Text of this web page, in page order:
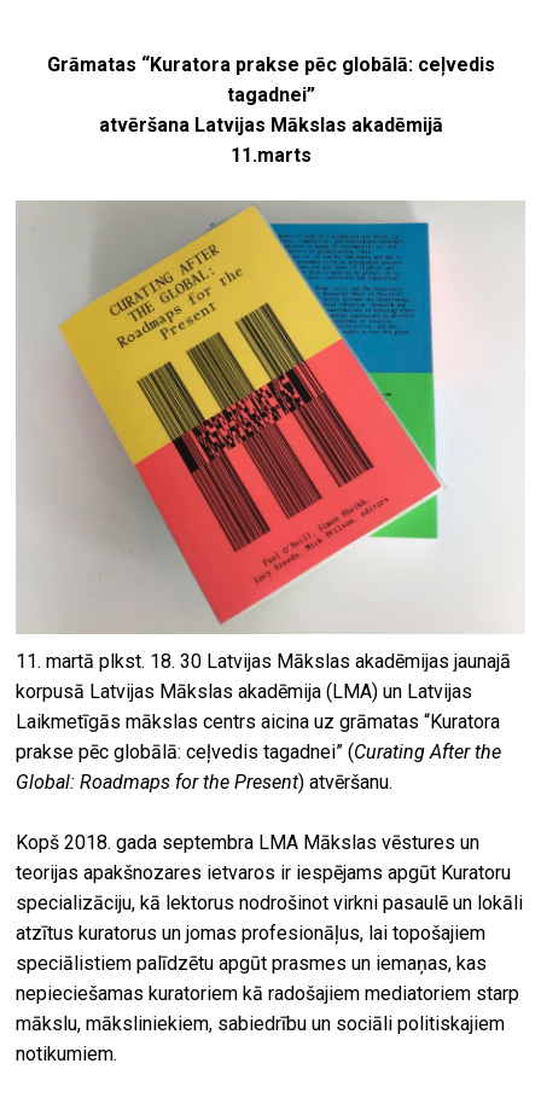
Grāmatas “Kuratora prakse pēc globālā: ceļvedis
tagadnei”
atvēršana Latvijas Mākslas akadēmijā
11.marts
11. martā plkst. 18. 30 Latvijas Mākslas akadēmijas jaunajā
korpusā Latvijas Mākslas akadēmija (LMA) un Latvijas
Laikmetīgās mākslas centrs aicina uz grāmatas “Kuratora
prakse pēc globālā: ceļvedis tagadnei” (Curating After the
Global: Roadmaps for the Present) atvēršanu.
Kopš 2018. gada septembra LMA Mākslas vēstures un
teorijas apakšnozares ietvaros ir iespējams apgūt Kuratoru
specializāciju, kā lektorus nodrošinot virkni pasaulē un lokāli
atzītus kuratorus un jomas profesionāļus, lai topošajiem
speciālistiem palīdzētu apgūt prasmes un iemaņas, kas
nepieciešamas kuratoriem kā radošajiem mediatoriem starp
mākslu, māksliniekiem, sabiedrību un sociāli politiskajiem
notikumiem.